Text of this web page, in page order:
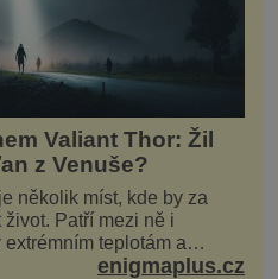
Valiant Thor: Žil
z Venuše?
několik míst, kde by za
Patří mezi ně i
teplotám a
teoreticky mohla ukrývat
enigmaplus.cz